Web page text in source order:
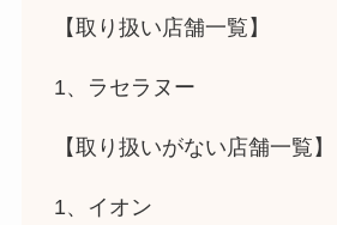
【取り扱い店舗一覧】
1、ラセラヌー
【取り扱いがない店舗一覧】
1、イオン